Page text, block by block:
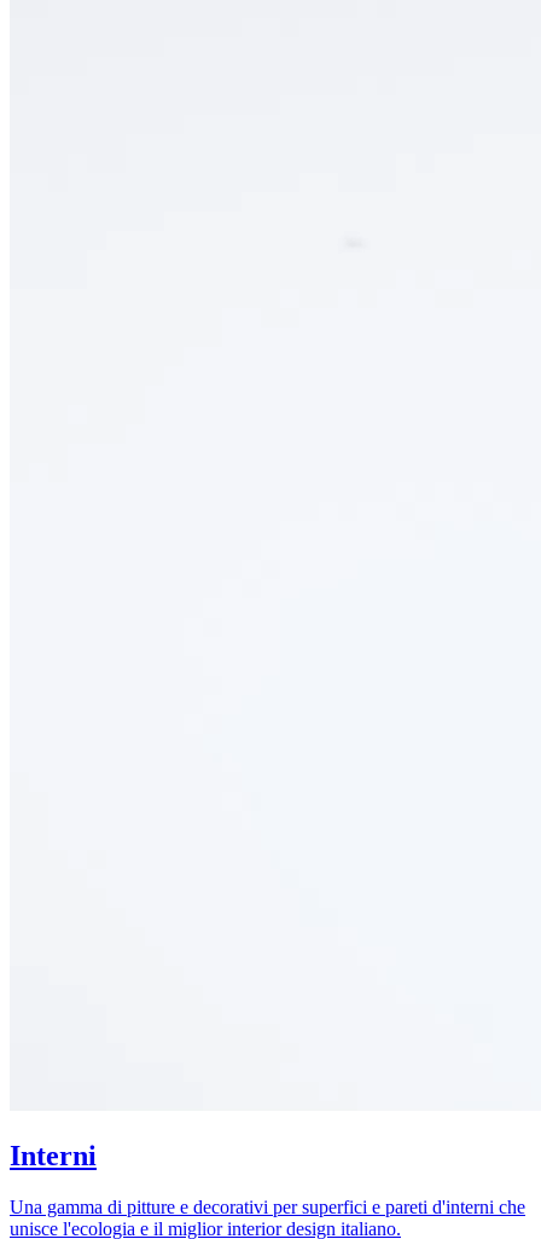
Interni
Una gamma di pitture e decorativi per superfici e pareti d'interni che
unisce l'ecologia e il miglior interior design italiano.